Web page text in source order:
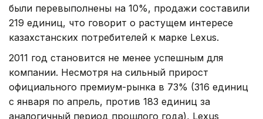
были перевыполнены на 10%, продажи составили
219 единиц, что говорит о растущем интересе
казахстанских потребителей к марке Lexus.
2011 год становится не менее успешным для
компании. Несмотря на сильный прирост
официального премиум-рынка в 73% (316 единиц
с января по апрель, против 183 единиц за
аналогичный период прошлого года), Lexus